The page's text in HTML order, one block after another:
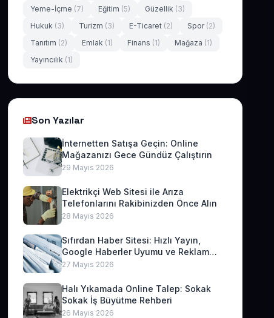
Yeme-İçme (7) Eğitim (5) Güzellik (3)
Hukuk (3) Turizm (3) E-Ticaret (2) Spor (2)
Tanıtım (2) Emlak (1) Finans (1) Mağaza (1)
Yayıncılık (1)
Son Yazılar
İnternetten Satışa Geçin: Online
Mağazanızı Gece Gündüz Çalıştırın
29 Mayıs 2026
Elektrikçi Web Sitesi ile Arıza
Telefonlarını Rakibinizden Önce Alın
28 Mayıs 2026
Sıfırdan Haber Sitesi: Hızlı Yayın,
Google Haberler Uyumu ve Reklam
Geliri
27 Mayıs 2026
Halı Yıkamada Online Talep: Sokak
Sokak İş Büyütme Rehberi
26 Mayıs 2026